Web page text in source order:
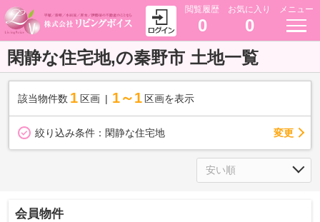
閲覧履歴
0
お気に入り
0
メニュー
閑静な住宅地,の秦野市 土地一覧
該当物件数 1 区画 1～1 区画を表示
絞り込み条件： 閑静な住宅地 変更
会員物件